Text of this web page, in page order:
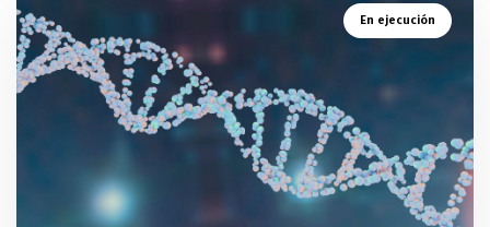
En ejecución